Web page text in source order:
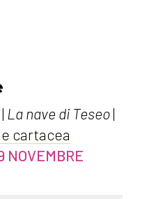
| La nave di Teseo|
cartacea
NOVEMBRE